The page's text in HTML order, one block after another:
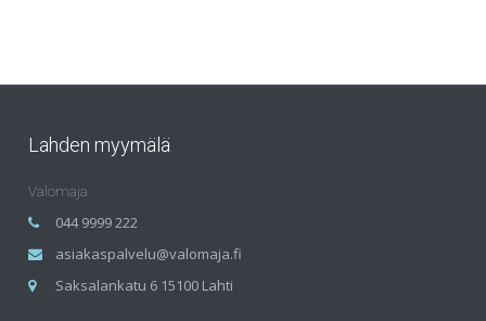
Lahden myymälä
Valomaja
044 9999 222
asiakaspalvelu@valomaja.fi
Saksalankatu 6 15100 Lahti